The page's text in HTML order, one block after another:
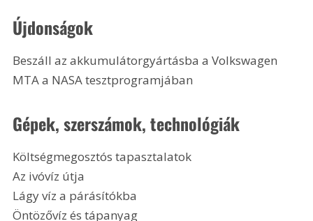
Újdonságok
Beszáll az akkumulátorgyártásba a Volkswagen
MTA a NASA tesztprogramjában
Gépek, szerszámok, technológiák
Költségmegosztós tapasztalatok
Az ivóvíz útja
Lágy víz a párásítókba
Öntözővíz és tápanyag